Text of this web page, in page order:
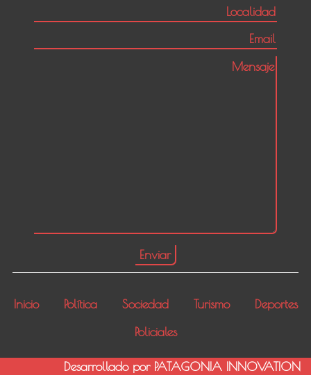
Inicio Política Sociedad Turismo
Deportes
Policiales
Desarrollado por PATAGONIA INNOVATION